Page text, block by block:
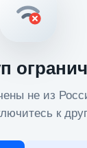
не из
к